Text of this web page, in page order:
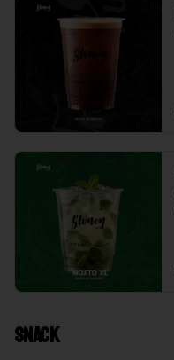
Snack